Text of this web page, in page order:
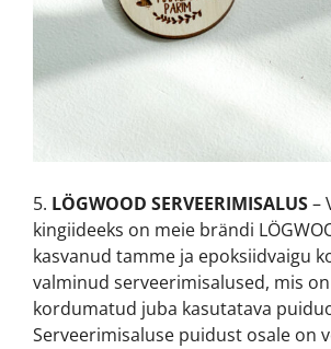
5. LÖGWOOD SERVEERIMISALUS–
kingiideeks on meie brändi
kasvanud tamme ja epoksiidvaigu
valminud serveerimisalused, mis
kordumatud juba kasutatava
Serveerimisaluse puidust osale on